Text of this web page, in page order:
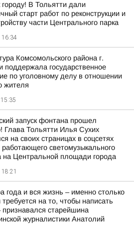
городу! В Тольятти дали
старт работ по реконструкции и
части Центрального парка
16:34
Комсомольского района г.
поддержала государственное
по уголовному делу в отношении
жителя
запуск фонтана прошел
Глава Тольятти Илья Сухих
на своих страницах в соцсетях
работающего светомузыкального
на Центральной площади города
18:21
года и вся жизнь – именно столько
на то, чтобы написать
признавался старейшина
журналистики Анатолий